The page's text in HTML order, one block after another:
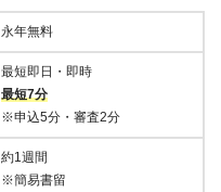
永年無料
最短即日・即時
最短7分
※申込5分・審査2分
約1週間
※簡易書留